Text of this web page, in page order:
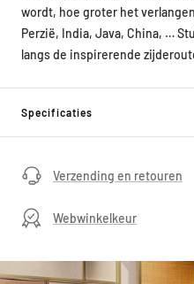
wordt, hoe groter het
Perzië, India, Java, China, …
langs de inspirerende
Specificaties
Verzending en retouren
Webwinkelkeur